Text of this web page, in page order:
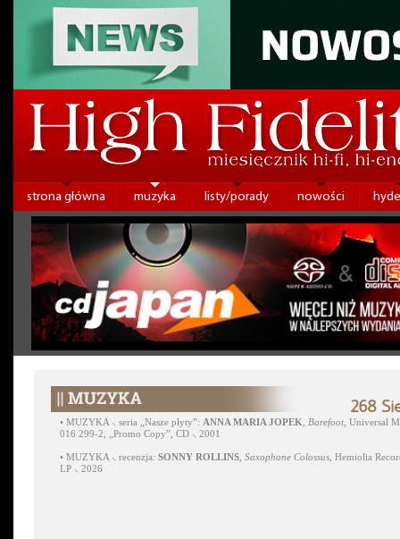
strona główna muzyka listy/porady nowości
268
• MUZYKA ⸜ seria „Nasze płyty”: ANNA MARIA JOPEK Barefoot , Universal
016 299-2, „Promo Copy”, CD ⸜ 2001
• MUZYKA ⸜ recenzja: SONNY ROLLINS Saxophone Colossus , Hemiolia
LP ⸜ 2026